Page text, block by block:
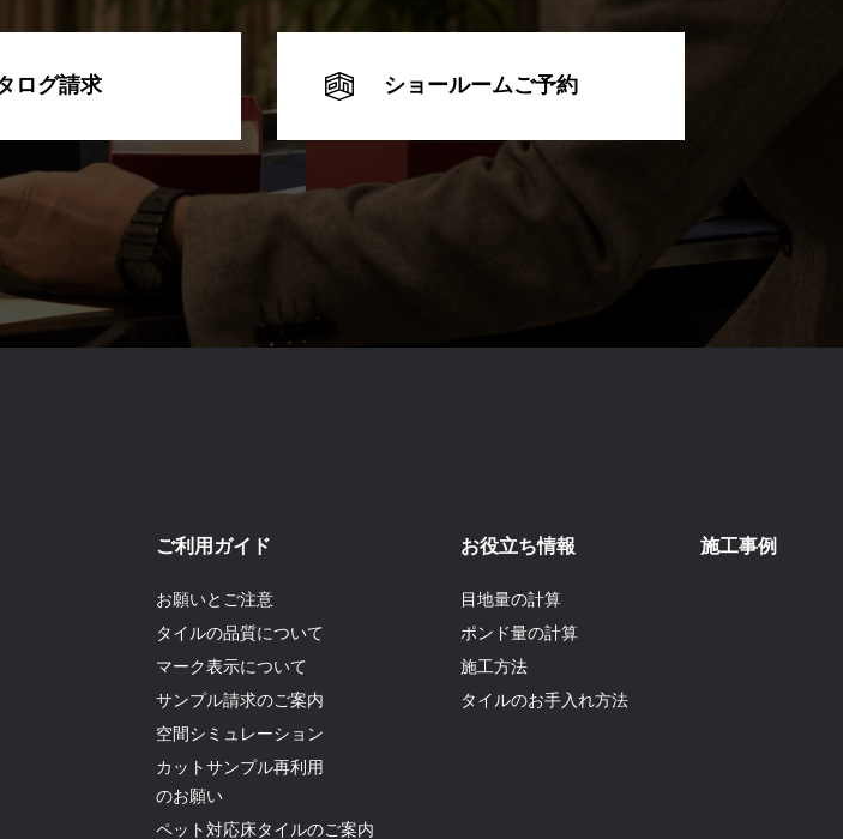
ログ請求 ショールームご予約
ご利用ガイド
お願いとご注意
タイルの品質について
マーク表示について
サンプル請求のご案内
空間シミュレーション
カットサンプル再利用
のお願い
ペット対応床タイルのご案内
お役立ち情報
目地量の計算
ポンド量の計算
施工方法
タイルのお手入れ方法
施工事例